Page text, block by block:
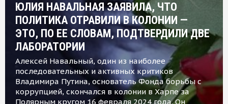
ЮЛИЯ НАВАЛЬНАЯ ЗАЯВИЛА, ЧТО
ПОЛИТИКА ОТРАВИЛИ В КОЛОНИИ —
ЭТО, ПО ЕЕ СЛОВАМ, ПОДТВЕРДИЛИ ДВЕ
ЛАБОРАТОРИИ
Алексей Навальный, один из наиболее
последовательных и активных критиков
Владимира Путина, основатель Фонда борьбы с
коррупцией, скончался в колонии в Харпе за
Полярным кругом 16 февраля 2024 года. Он